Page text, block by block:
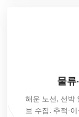
물류
해운 노선, 선박
보 수집. 추적·